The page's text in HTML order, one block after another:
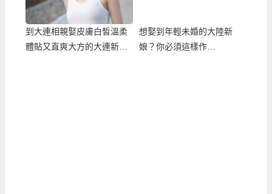
到大連相親娶皮膚白皙溫柔
體貼又直爽大方的大連新
想娶到年輕未婚的大陸新
娘？你必須這樣作…